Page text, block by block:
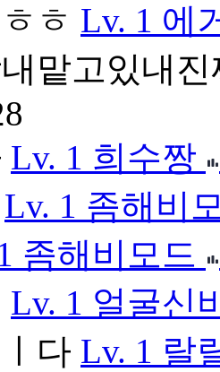
ㅎ Lv. 1 에
맡고있내
Lv. 1 희수짱
Lv. 1 좀해비
좀해비모드
Lv. 1 얼굴신
다 Lv. 1 랄